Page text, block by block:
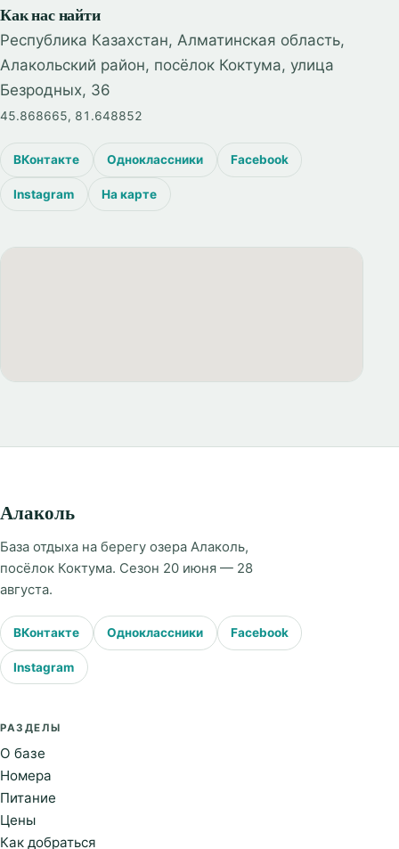
Как нас найти
Республика Казахстан, Алматинская область,
Алакольский район, посёлок Коктума, улица
Безродных, 36
45.868665, 81.648852
ВКонтакте Одноклассники Facebook
Instagram На карте
Алаколь
База отдыха на берегу озера Алаколь,
посёлок Коктума. Сезон 20 июня — 28
августа.
ВКонтакте Одноклассники Facebook
Instagram
РАЗДЕЛЫ
О базе
Номера
Питание
Цены
Как добраться